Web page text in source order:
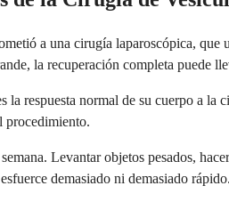
a una cirugía laparoscópica,
la recuperación completa puede
respuesta normal de su cuerpo a
procedimiento.
Levantar objetos pesados,
demasiado ni demasiado rápido.